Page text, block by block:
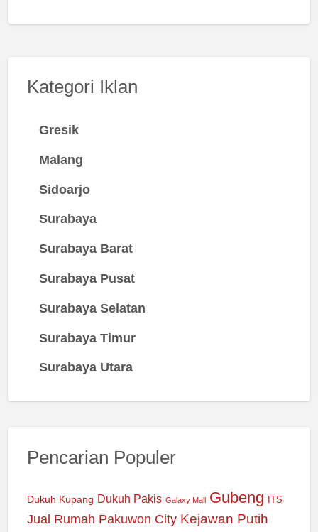
https://goo.gl/maps/RFtfSYVznzN2[…]
Kategori Iklan
Gresik
Malang
Sidoarjo
Surabaya
Surabaya Barat
Surabaya Pusat
Surabaya Selatan
Surabaya Timur
Surabaya Utara
Pencarian Populer
Dukuh Kupang Dukuh Pakis Galaxy Mall Gubeng ITS
Jual Rumah Pakuwon City Kejawan Putih